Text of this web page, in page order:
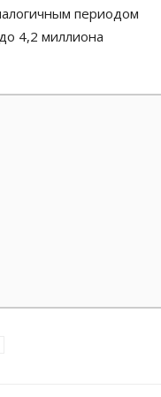
периодом
4,2 миллиона